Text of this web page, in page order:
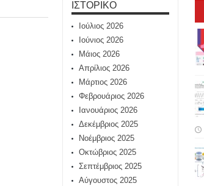
ΙΣΤΟΡΙΚΌ
Ιούλιος 2026
Ιούνιος 2026
Μάιος 2026
Απρίλιος 2026
Μάρτιος 2026
Φεβρουάριος 2026
Ιανουάριος 2026
Δεκέμβριος 2025
Νοέμβριος 2025
Οκτώβριος 2025
Σεπτέμβριος 2025
Αύγουστος 2025